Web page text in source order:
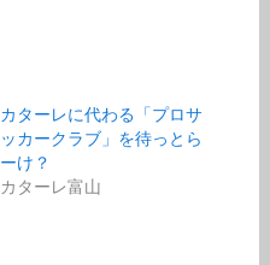
カターレに代わる「プロサ
ッカークラブ」を待っとら
ーけ？
カターレ富山